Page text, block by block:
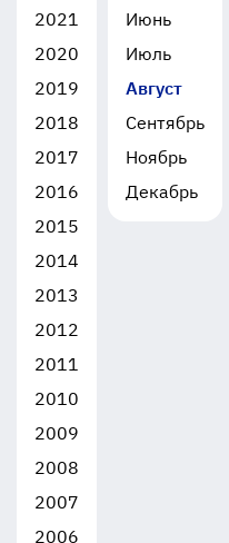
2021
2020
2019
2018
2017
2016
2015
2014
2013
2012
2011
2010
2009
2008
2007
2006
Июнь
Июль
Август
Сентябрь
Ноябрь
Декабрь